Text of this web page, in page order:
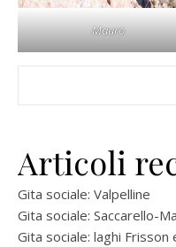
Mauro
Articoli
Gita sociale: Valpelline
Gita sociale: Saccarello-
Gita sociale: laghi Frisson